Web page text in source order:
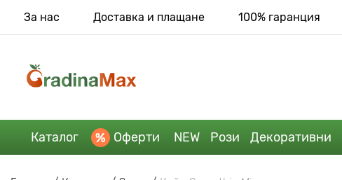
За нас Доставка и плащане 100% гаранция
Каталог Оферти NEW Рози Декоративни